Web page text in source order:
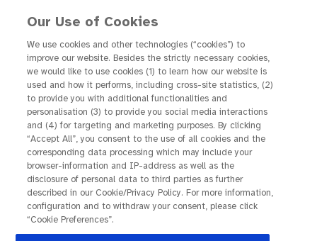
Makulaerkrankung?
Damit sind Sie nicht
allein!
Man hört es immer wieder: Sie sind nicht alleine.
Diese Worte klingen gut, entsprechen jedoch
leider nicht immer der Realität. Denn nach der
Diagnose fühlt man sich allein – allein gelassen
Our Use of Cookies
We use cookies and other technologies (“cookies”) to
improve our website. Besides the strictly necessary cookies,
we would like to use cookies (1) to learn how our website is
used and how it performs, including cross-site statistics, (2)
to provide you with additional functionalities and
personalisation (3) to provide you social media interactions
and (4) for targeting and marketing purposes. By clicking
“Accept All”, you consent to the use of all cookies and the
corresponding data processing which may include your
browser-information and IP-address as well as the
disclosure of personal data to third parties as further
described in our Cookie/Privacy Policy. For more information,
configuration and to withdraw your consent, please click
“Cookie Preferences”.